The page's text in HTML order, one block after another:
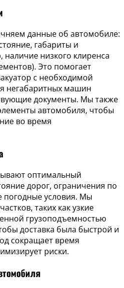
данные об автомобиле:
габариты и
низкого клиренса
Это помогает
с необходимой
негабаритных машин
документы. Мы также
автомобиля, чтобы
во время
оптимальный
дорог, ограничения по
погодные условия. Мы
таких как узкие
грузоподъемностью
доставка была быстрой и
сокращает время
риски.